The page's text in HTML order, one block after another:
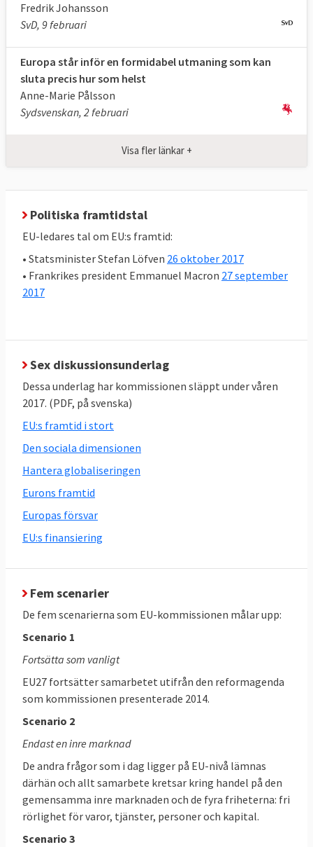
euroländerna.
I oktober 2017 presenteradeEuropeiska
rådets ordförande Donald Tusk sitt förslag
på hur arbetet ska läggas upp och vilka
möten som ska äga rum i en
med länder utanför EU är inte med.
2018
diskutera EU-parlamentets
sammanställning efter brexit då 73 brittiska
huruvida man ska införa en
gränsöverskridande valsedel inför EU-valet
2019 där man kan rösta på kandidater inte
bara från sitt eget land. Vidare ska det så
kallade toppkandidatsystemet diskuteras
till ordförandeposten i EU-kommissionen
och där den kandidat vars partigrupp får
flest mandat i Europaparlamentet utses till
ordförande.
22-23 mars:
energifrågor. Även digitala frågor som
upphovsrätt och beskattning av stora IT-
företag som Facebook och Google ska
behandlas liksom nödvändiga steg för att
stärka EU:s konkurrenskraft inom forskning
och innovation.
17 maj:
Balkan med en möjlig överenskommelse om
interna och externa migrationsfrågor.
28-29 juni:Formellt EU-toppmöte för ett
beslut om EU-parlamentets
sammansättning och en orienteringsdebatt
Fredrik Johansson
SvD, 9 februari
Europa står inför en formidabel utmaning som kan
sluta precis hur som helst
Anne-Marie Pålsson
Sydsvenskan, 2 februari
Visa fler länkar +
Politiska framtidstal
EU-ledares tal om EU:s framtid:
• Statsminister Stefan Löfven 26 oktober 2017
• Frankrikes president Emmanuel Macron 27 september
2017
Sex diskussionsunderlag
Dessa underlag har kommissionen släppt under våren
2017. (PDF, på svenska)
EU:s framtid i stort
Den sociala dimensionen
Hantera globaliseringen
Eurons framtid
Europas försvar
EU:s finansiering
Fem scenarier
De fem scenarierna som EU-kommissionen målar upp:
Scenario 1
Fortsätta som vanligt
EU27 fortsätter samarbetet utifrån den reformagenda
som kommissionen presenterade 2014.
Scenario 2
Endast en inre marknad
De andra frågor som i dag ligger på EU-nivå lämnas
därhän och allt samarbete kretsar kring handel på den
gemensamma inre marknaden och de fyra friheterna: fri
rörlighet för varor, tjänster, personer och kapital.
Scenario 3